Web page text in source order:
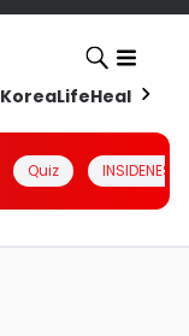
KoreaLifeHealth
Quiz INSIDENESIA